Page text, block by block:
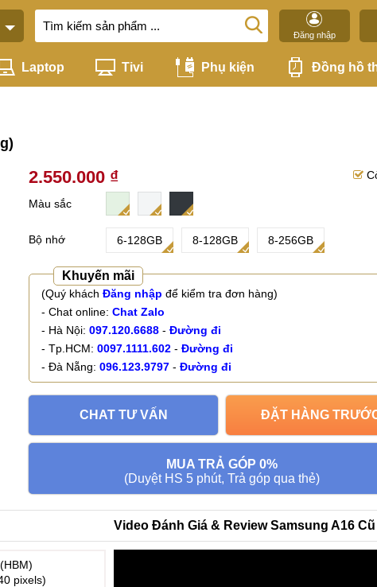
Đăng nhập
Laptop Tivi Phụ kiện Đồng hồ
2.550.000 ₫
Màu sắc
Bộ nhớ 6-128GB 8-128GB 8-256GB
Khuyến mãi
(Quý khách Đăng nhập để kiểm tra đơn hàng)
- Chat online: Chat Zalo
- Hà Nội: 097.120.6688 - Đường đi
- Tp.HCM: 0097.1111.602 - Đường đi
- Đà Nẵng: 096.123.9797 - Đường đi
CHAT TƯ VẤN ĐẶT HÀNG
MUA TRẢ GÓP 0%
(Duyệt HS 5 phút, Trả góp qua thẻ)
pixels)
Video Đánh Giá & Review Samsung A16